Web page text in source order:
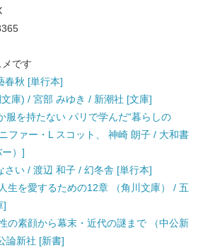
です
春秋 [単行本]
庫) / 宮部 みゆき / 新潮社 [文庫]
服を持たない パリで学んだ“暮らしの
ファー・L スコット、 神崎 朗子 / 大和書
）]
さい / 渡辺 和子 / 幻冬舎 [単行本]
生を愛するための12章 （角川文庫） / 五
]
の素顔から幕末・近代の謎まで （中公新
論新社 [新書]